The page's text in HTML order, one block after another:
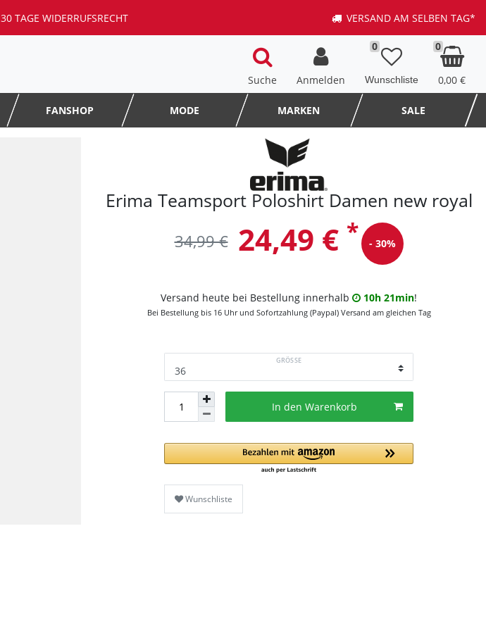
30 TAGE WIDERRUFSRECHT VERSAND AM SELBEN TAG*
Suche Anmelden
0 0
0,00 €
FANSHOP MODE MARKEN SALE
Erima Teamsport Poloshirt Damen new royal
34,99 € 24,49 € * - 30%
Versand heute bei Bestellung innerhalb 10h 21min!
Bei Bestellung bis 16 Uhr und Sofortzahlung (Paypal) Versand am gleichen Tag
GRÖSSE
In den Warenkorb
Wunschliste